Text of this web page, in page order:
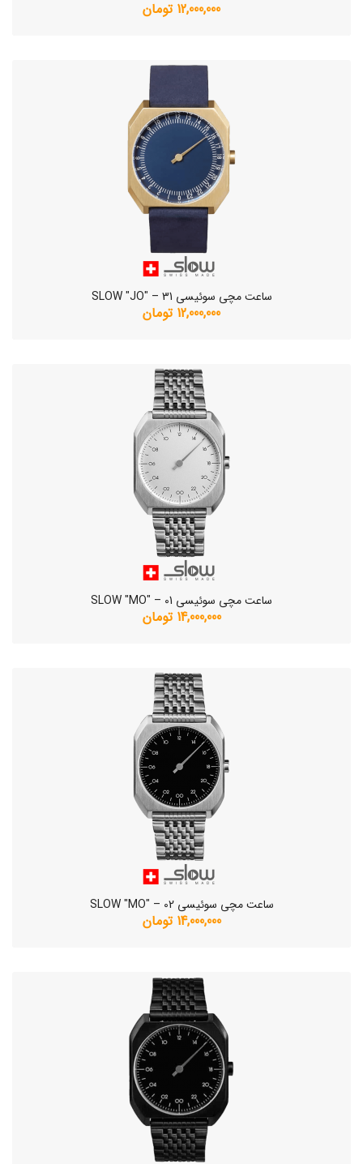
12,000,000 تومان
ساعت مچی سوئیسی SLOW "JO" – 31
12,000,000 تومان
ساعت مچی سوئیسی SLOW "MO" – 01
14,000,000 تومان
ساعت مچی سوئیسی SLOW "MO" – 02
14,000,000 تومان